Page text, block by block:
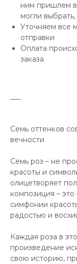
ним пришлем
могли
Уточняем все
отправки
Оплата
заказа
Семь оттенков
вечности
Семь роз – не
красоты и
олицетворяет
композиция –
симфонии
радостью и
Каждая роза в
произведение
свою историю,